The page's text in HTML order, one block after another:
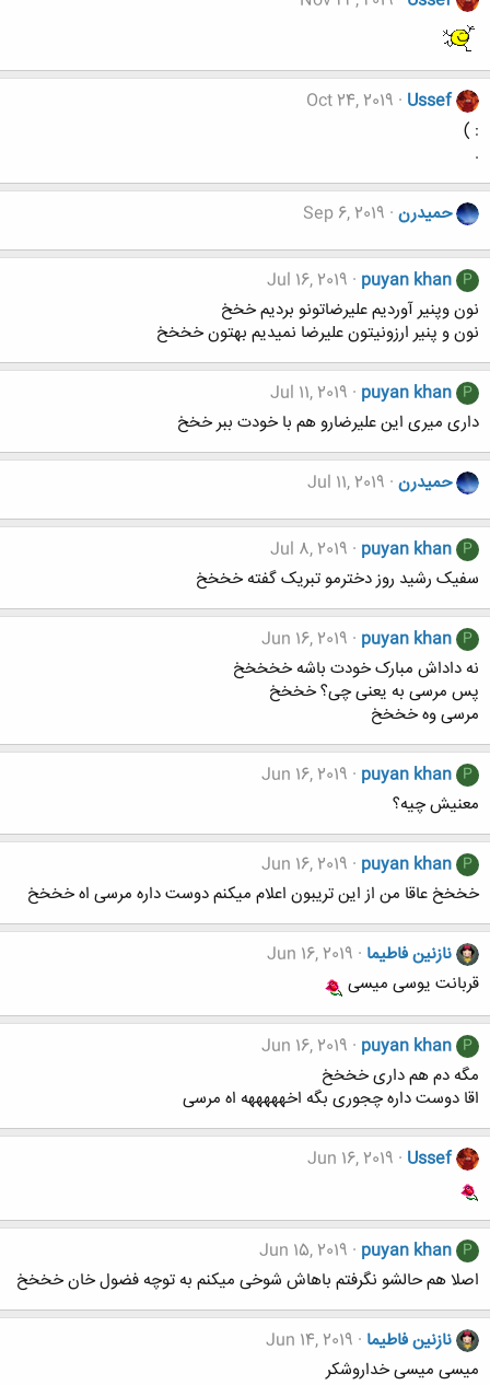
Ussef
Oct 24, 2019
: )
.
حميدرن Sep 6, 2019
P
puyan khan
Jul 16, 2019
نون وپنیر آوردیم علیرضاتونو بردیم خخخ
نون و پنیر ارزونیتون علیرضا نمیدیم بهتون خخخخ
P
puyan khan
Jul 11, 2019
داری میری این علیرضارو هم با خودت ببر خخخ
حميدرن Jul 11, 2019
P
puyan khan
Jul 8, 2019
سفیک رشید روز دخترمو تبریک گفته خخخخ
P
puyan khan
Jun 16, 2019
نه داداش مبارک خودت باشه خخخخخ
پس مرسی به یعنی چی؟ خخخخ
مرسی وه خخخخ
P
puyan khan
Jun 16, 2019
معنیش چیه؟
P
puyan khan
Jun 16, 2019
خخخخ عاقا من از این تریبون اعلام میکنم دوست داره مرسی اه خخخخ
نازنین فاطیما Jun 16, 2019
قربانت یوسی میسی
P
puyan khan
Jun 16, 2019
مگه دم هم داری خخخخ
اقا دوست داره چجوری بگه اخهههههه اه مرسی
Ussef
Jun 16, 2019
P
puyan khan
Jun 15, 2019
اصلا هم حالشو نگرفتم باهاش شوخی میکنم به توچه فضول خان خخخخ
نازنین فاطیما Jun 14, 2019
میسی میسی خداروشکر